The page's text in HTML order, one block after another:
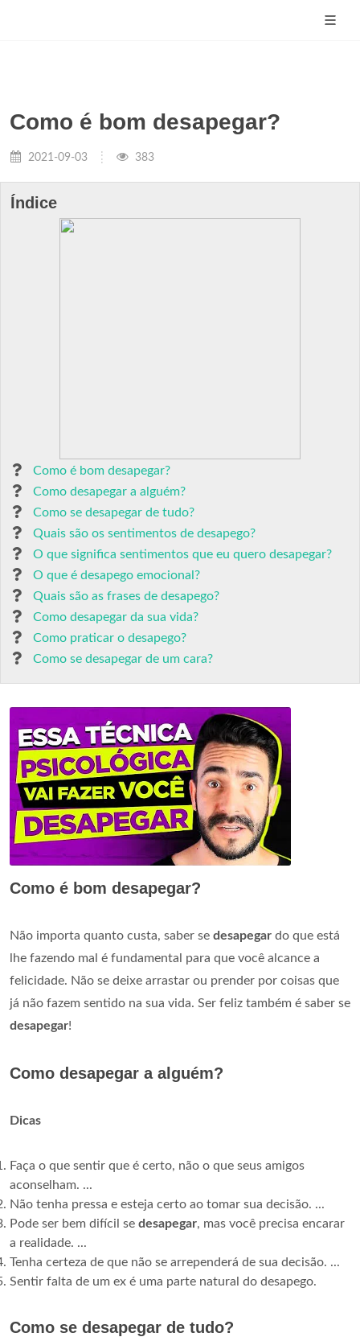
Como é bom desapegar?
2021-09-03 383
Índice
Como é bom desapegar?
Como desapegar a alguém?
Como se desapegar de tudo?
Quais são os sentimentos de desapego?
O que significa sentimentos que eu quero desapegar?
O que é desapego emocional?
Quais são as frases de desapego?
Como desapegar da sua vida?
Como praticar o desapego?
Como se desapegar de um cara?
Como é bom desapegar?
Não importa quanto custa, saber se desapegar do que está
lhe fazendo mal é fundamental para que você alcance a
felicidade. Não se deixe arrastar ou prender por coisas que
já não fazem sentido na sua vida. Ser feliz também é saber se
desapegar!
Como desapegar a alguém?
Dicas
Faça o que sentir que é certo, não o que seus amigos
aconselham. ...
Não tenha pressa e esteja certo ao tomar sua decisão. ...
Pode ser bem difícil se desapegar, mas você precisa encarar
a realidade. ...
Tenha certeza de que não se arrependerá de sua decisão. ...
Sentir falta de um ex é uma parte natural do desapego.
Como se desapegar de tudo?